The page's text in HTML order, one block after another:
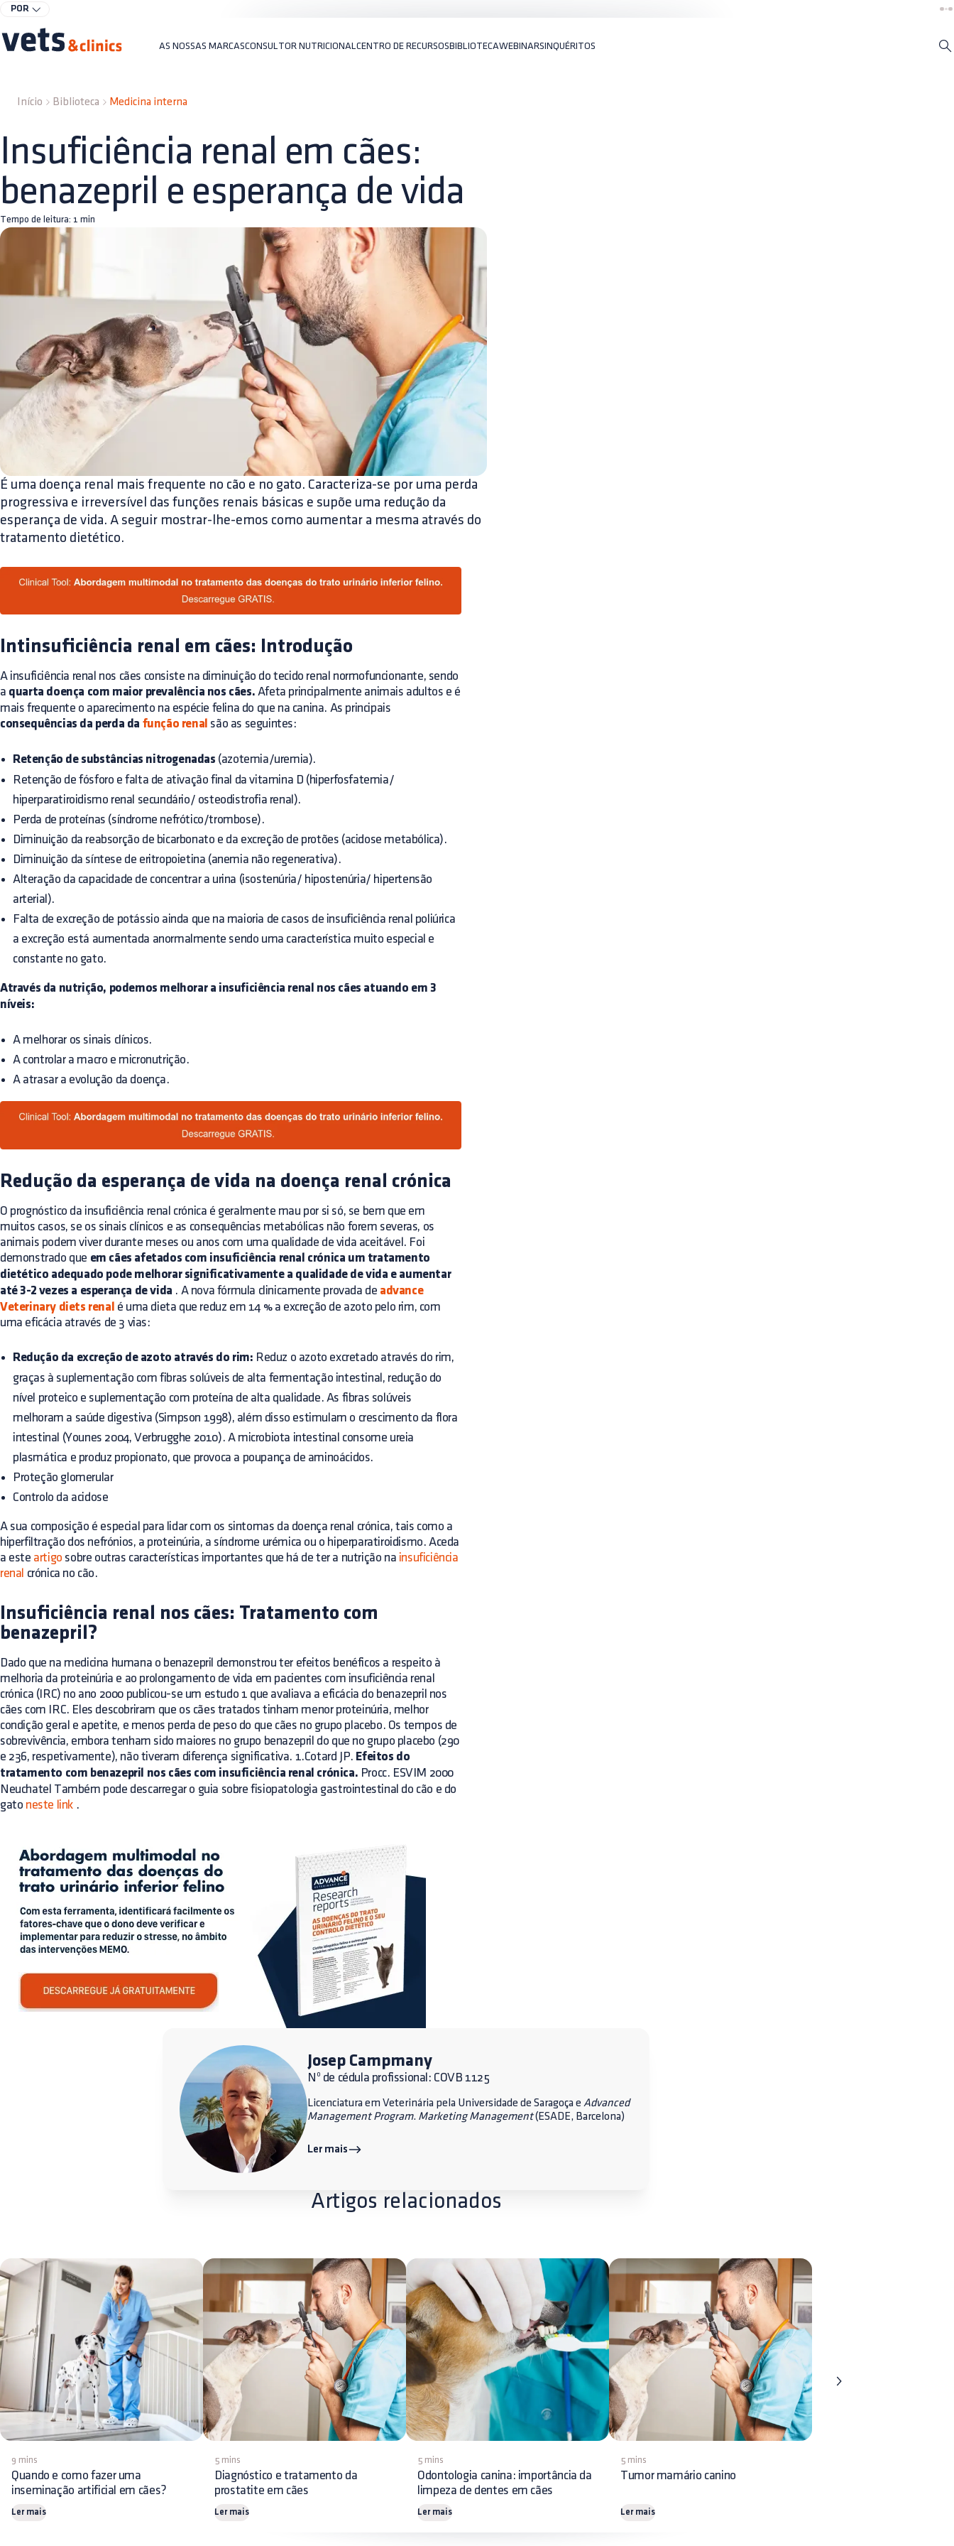
POR
AS NOSSAS MARCASCONSULTOR NUTRICIONAL CENTRO DE RECURSOSBIBLIOTECAWEBINARSINQUÉRITOS
Início Biblioteca Medicina interna
Insuficiência renal em cães:
benazepril e esperança de vida
Tempo de leitura: 1 min
É uma doença renal mais frequente no cão e no gato. Caracteriza-se por uma perda
progressiva e irreversível das funções renais básicas e supõe uma redução da
esperança de vida. A seguir mostrar-lhe-emos como aumentar a mesma através do
tratamento dietético.
Intinsuficiência renal em cães: Introdução
A insuficiência renal nos cães consiste na diminuição do tecido renal normofuncionante, sendo
a quarta doença com maior prevalência nos cães. Afeta principalmente animais adultos e é
mais frequente o aparecimento na espécie felina do que na canina. As principais
consequências da perda da função renal são as seguintes:
Retenção de substâncias nitrogenadas (azotemia/uremia).
Retenção de fósforo e falta de ativação final da vitamina D (hiperfosfatemia/
hiperparatiroidismo renal secundário/ osteodistrofia renal).
Perda de proteínas (síndrome nefrótico/trombose).
Diminuição da reabsorção de bicarbonato e da excreção de protões (acidose metabólica).
Diminuição da síntese de eritropoietina (anemia não regenerativa).
Alteração da capacidade de concentrar a urina (isostenúria/ hipostenúria/ hipertensão
arterial).
Falta de excreção de potássio ainda que na maioria de casos de insuficiência renal poliúrica
a excreção está aumentada anormalmente sendo uma característica muito especial e
constante no gato.
Através da nutrição, podemos melhorar a insuficiência renal nos cães atuando em 3
níveis:
A melhorar os sinais clínicos.
A controlar a macro e micronutrição.
A atrasar a evolução da doença.
Redução da esperança de vida na doença renal crónica
O prognóstico da insuficiência renal crónica é geralmente mau por si só, se bem que em
muitos casos, se os sinais clínicos e as consequências metabólicas não forem severas, os
animais podem viver durante meses ou anos com uma qualidade de vida aceitável. Foi
demonstrado que em cães afetados com insuficiência renal crónica um tratamento
dietético adequado pode melhorar significativamente a qualidade de vida e aumentar
até 3-2 vezes a esperança de vida . A nova fórmula clinicamente provada de advance
Veterinary diets renal é uma dieta que reduz em 14 % a excreção de azoto pelo rim, com
uma eficácia através de 3 vias:
Redução da excreção de azoto através do rim: Reduz o azoto excretado através do rim,
graças à suplementação com fibras solúveis de alta fermentação intestinal, redução do
nível proteico e suplementação com proteína de alta qualidade. As fibras solúveis
melhoram a saúde digestiva (Simpson 1998), além disso estimulam o crescimento da flora
intestinal (Younes 2004, Verbrugghe 2010). A microbiota intestinal consome ureia
plasmática e produz propionato, que provoca a poupança de aminoácidos.
Proteção glomerular
Controlo da acidose
A sua composição é especial para lidar com os sintomas da doença renal crónica, tais como a
hiperfiltração dos nefrónios, a proteinúria, a síndrome urémica ou o hiperparatiroidismo. Aceda
a este artigo sobre outras características importantes que há de ter a nutrição na insuficiência
renal crónica no cão.
Insuficiência renal nos cães: Tratamento com
benazepril?
Dado que na medicina humana o benazepril demonstrou ter efeitos benéficos a respeito à
melhoria da proteinúria e ao prolongamento de vida em pacientes com insuficiência renal
crónica (IRC) no ano 2000 publicou-se um estudo 1 que avaliava a eficácia do benazepril nos
cães com IRC. Eles descobriram que os cães tratados tinham menor proteinúria, melhor
condição geral e apetite, e menos perda de peso do que cães no grupo placebo. Os tempos de
sobrevivência, embora tenham sido maiores no grupo benazepril do que no grupo placebo (290
e 236, respetivamente), não tiveram diferença significativa. 1.Cotard JP. Efeitos do
tratamento com benazepril nos cães com insuficiência renal crónica. Procc. ESVIM 2000
Neuchatel Também pode descarregar o guia sobre fisiopatologia gastrointestinal do cão e do
gato neste link .
Josep Campmany
Nº de cédula profissional: COVB 1125
Licenciatura em Veterinária pela Universidade de Saragoça e Advanced
Management Program. Marketing Management(ESADE, Barcelona)
Ler mais
Artigos relacionados
9 mins
Quando e como fazer uma
inseminação artificial em cães?
Ler mais
5 mins
Diagnóstico e tratamento da
prostatite em cães
Ler mais
5 mins
Odontologia canina: importância da
limpeza de dentes em cães
Ler mais
5 mins
Tumor mamário canino
Ler mais